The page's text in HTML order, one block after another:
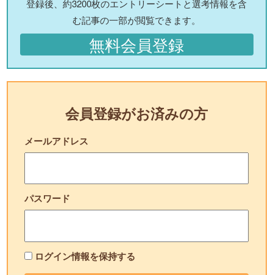
登録後、約3200枚のエントリーシートと選考情報を含
む記事の一部が閲覧できます。
無料会員登録
会員登録がお済みの方
メールアドレス
パスワード
ログイン情報を保持する